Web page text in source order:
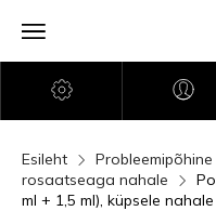
Esileht
rosaatseaga nahale
ml + 1,5 ml), küpsele nahale